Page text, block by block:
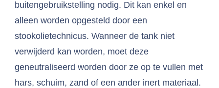
buitengebruikstelling nodig. Dit kan enkel en
alleen worden opgesteld door een
stookolietechnicus. Wanneer de tank niet
verwijderd kan worden, moet deze
geneutraliseerd worden door ze op te vullen met
hars, schuim, zand of een ander inert materiaal.